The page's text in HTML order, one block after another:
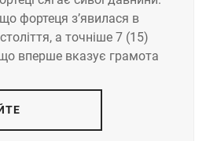
фортеця з’явилася в
а точніше 7 (15)
вперше вказує грамота